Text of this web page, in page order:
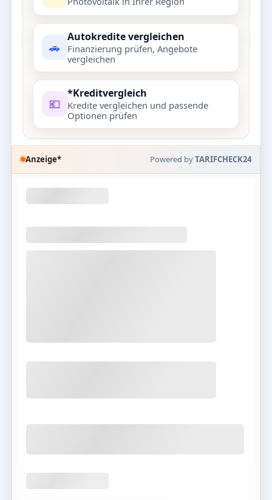
🚗
Autokredite vergleichen
Finanzierung prüfen, Angebote
vergleichen
💶
*Kreditvergleich
Kredite vergleichen und passende
Optionen prüfen
Anzeige* Powered byTARIFCHECK24